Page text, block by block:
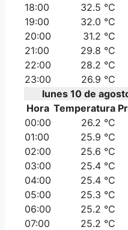
18:00
32.5 °C
19:00
32.0 °C
20:00
31.2 °C
21:00
29.8 °C
22:00
28.2 °C
23:00
26.9 °C
lunes 10 de
Hora Temperatura
00:00
26.2 °C
01:00
25.9 °C
02:00
25.6 °C
03:00
25.4 °C
04:00
25.4 °C
05:00
25.3 °C
06:00
25.2 °C
07:00
25.2 °C